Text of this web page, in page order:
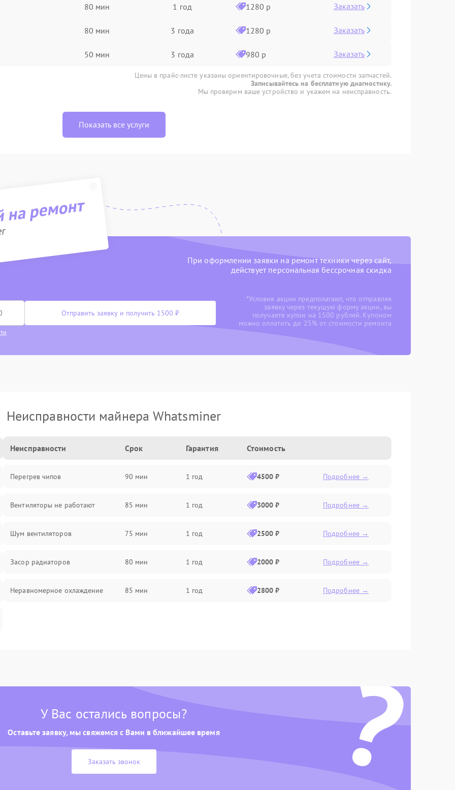
80 мин 1 год 1280 р Заказать
80 мин 3 года 1280 р Заказать
50 мин 3 года 980 р Заказать
Цены в прайс-листе указаны ориентировочные, без учета стоимости запчастей.
Записывайтесь на бесплатную диагностику.
Мы проверим ваше устройство и укажем на неисправность.
Показать все услуги
ремонт
При оформлении заявки на ремонт техники через сайт,
действует персональная бессрочная скидка
Отправить заявку и получить 1500 ₽
*Условия акции предполагают, что отправляя
заявку через текущую форму акции, вы
получаете купон на 1500 рублей. Купоном
можно оплатить до 25% от стоимости ремонта
Неисправности майнера Whatsminer
Неисправности Срок Гарантия Стоимость
Перегрев чипов 90 мин 1 год 4500 ₽ Подробнее →
Вентиляторы не работают 85 мин 1 год 3000 ₽ Подробнее →
Шум вентиляторов 75 мин 1 год 2500 ₽ Подробнее →
Засор радиаторов 80 мин 1 год 2000 ₽ Подробнее →
Неравномерное охлаждение 85 мин 1 год 2800 ₽ Подробнее →
?
У Вас остались вопросы?
Оставьте заявку, мы свяжемся с Вами в ближайшее время
Заказать звонок